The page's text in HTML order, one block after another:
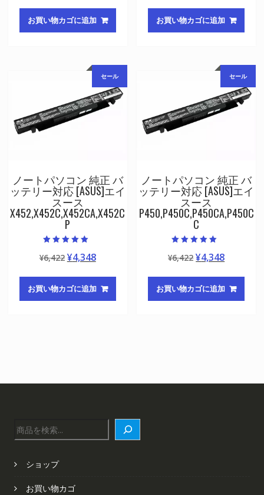
価
格
の
価
¥4,348
で
す。
お買い物カゴに追加
価
格
の
価
¥4,348
で
す。
お買い物カゴに追加
セール
ノートパソコン 純正 バ
ッテリー対応 [ASUS]エイ
スース
X452,X452C,X452CA,X452C
P
5.00
の評価
¥6,422 元
価
格
¥4,348現
の
価
お買い物カゴに追加
セール
ノートパソコン 純正 バ
ッテリー対応 [ASUS]エイ
スース
P450,P450C,P450CA,P450C
C
5.00
の評価
¥6,422元
価
格
¥4,348現
の
価
お買い物カゴに追加
検
索
ショップ
お買い物カゴ